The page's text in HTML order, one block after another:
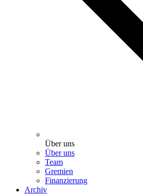
Über uns
Über uns
Team
Gremien
Finanzierung
Archiv